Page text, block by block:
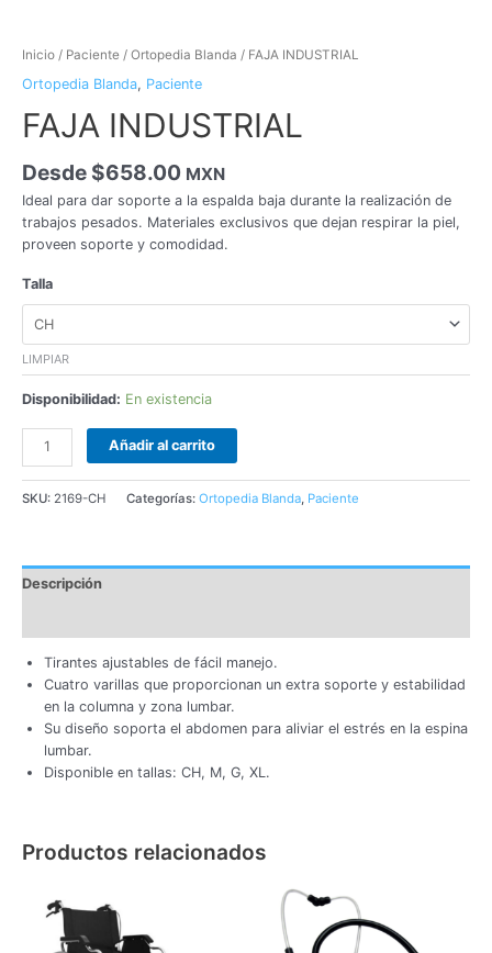
Inicio / Paciente / Ortopedia Blanda / FAJA INDUSTRIAL
Ortopedia Blanda, Paciente
FAJA INDUSTRIAL
Desde $658.00 MXN
Ideal para dar soporte a la espalda baja durante la realización de
trabajos pesados. Materiales exclusivos que dejan respirar la piel,
proveen soporte y comodidad.
Talla
LIMPIAR
Disponibilidad: En existencia
Añadir al carrito
SKU: 2169-CH Categorías: Ortopedia Blanda, Paciente
Descripción
Tirantes ajustables de fácil manejo.
Cuatro varillas que proporcionan un extra soporte y estabilidad
en la columna y zona lumbar.
Su diseño soporta el abdomen para aliviar el estrés en la espina
lumbar.
Disponible en tallas: CH, M, G, XL.
Productos relacionados